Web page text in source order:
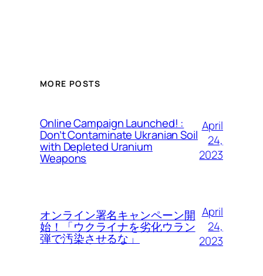
MORE POSTS
Online Campaign Launched! :
Don’t Contaminate Ukranian Soil
with Depleted Uranium
Weapons
April
24,
2023
オンライン署名キャンペーン開
始！「ウクライナを劣化ウラン
弾で汚染させるな」
April
24,
2023